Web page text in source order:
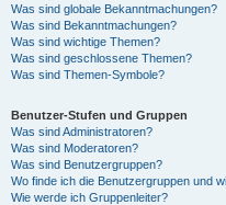
Was sind globale Bekanntmachungen?
Was sind Bekanntmachungen?
Was sind wichtige Themen?
Was sind geschlossene Themen?
Was sind Themen-Symbole?
Benutzer-Stufen und Gruppen
Was sind Administratoren?
Was sind Moderatoren?
Was sind Benutzergruppen?
Wo finde ich die Benutzergruppen und
Wie werde ich Gruppenleiter?